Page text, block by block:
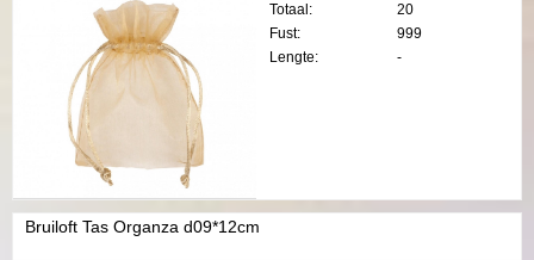
Totaal:
20
Fust:
999
Lengte:
-
Bruiloft Tas Organza d09*12cm